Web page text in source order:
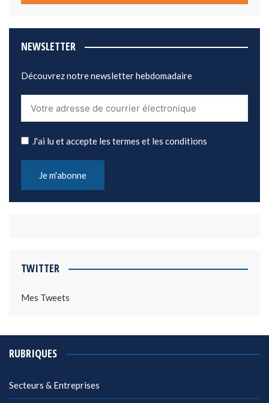
NEWSLETTER
Découvrez notre newsletter hebdomadaire
J'ai lu et accepte les termes et les conditions
TWITTER
Mes Tweets
RUBRIQUES
Secteurs & Entreprises